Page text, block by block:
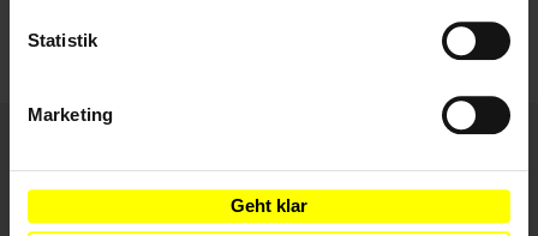
Statistik
Marketing
Geht klar
Weitere Artikel